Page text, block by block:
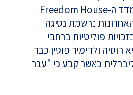
וברב-תרבותיות ועוד. מדד ה-Freedom House
השנים האחרונות נרשמת נסיגה
פוליטיות ברחבי
רוסיה ולדימיר פוטין כבר
כאשר קבע כי "עבר